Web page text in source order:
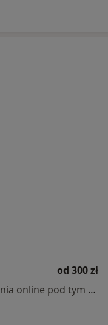
od 300 zł
Specjalista nie oferuje umawiania online pod tym adresem.